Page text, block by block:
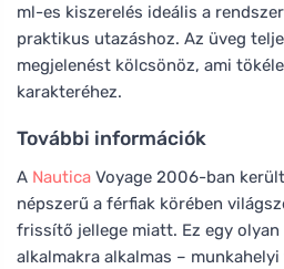
ml-es kiszerelés ideális a
praktikus utazáshoz. Az üveg
megjelenést kölcsönöz, ami
karakteréhez.
További információk
A Nautica Voyage 2006-ban
népszerű a férfiak körében
frissítő jellege miatt. Ez egy
alkalmakra alkalmas –